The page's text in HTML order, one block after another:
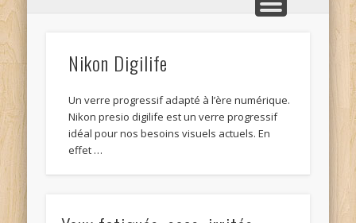
Nikon Digilife
Un verre progressif adapté à l’ère numérique.
Nikon presio digilife est un verre progressif
idéal pour nos besoins visuels actuels. En
effet …